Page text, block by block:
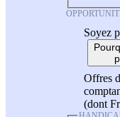
Soyez
Offres
(dont